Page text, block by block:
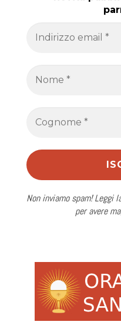
Non inviamo spam! Leggi
per avere